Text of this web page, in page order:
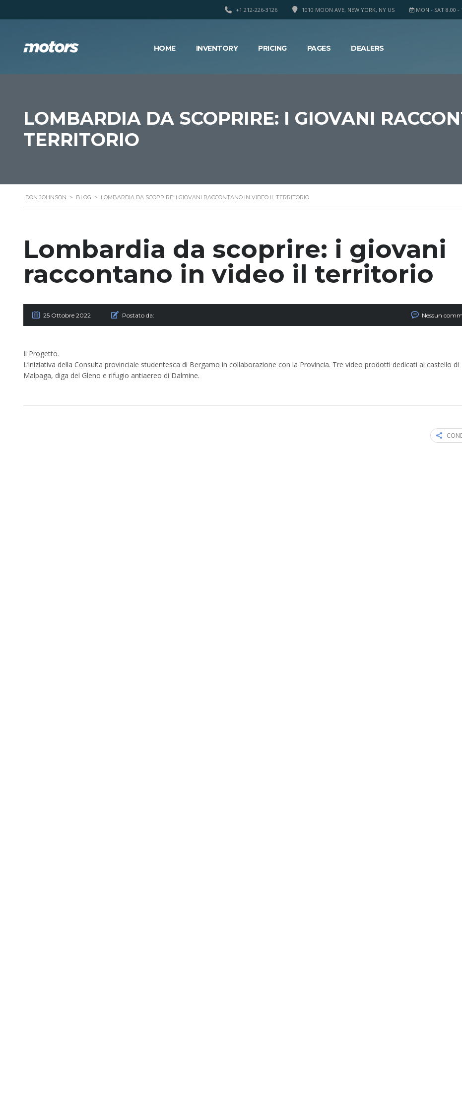
MON - SAT 8.00 -
1010 MOON AVE, NEW YORK, NY US
+1 212-226-3126
HOME INVENTORY PRICING PAGES DEALERS
LOMBARDIA DA SCOPRIRE: I GIOVANI
TERRITORIO
DON JOHNSON > BLOG > LOMBARDIA DA SCOPRIRE: I GIOVANI RACCONTANO IN VIDEO IL TERRITORIO
Lombardia da scoprire: i giovani
raccontano in video il territorio
25 Ottobre 2022 Postato da: Nessun
Il Progetto.
L’iniziativa della Consulta provinciale studentesca di Bergamo in collaborazione con la Provincia. Tre video prodotti dedicati al castello di
Malpaga, diga del Gleno e rifugio antiaereo di Dalmine.